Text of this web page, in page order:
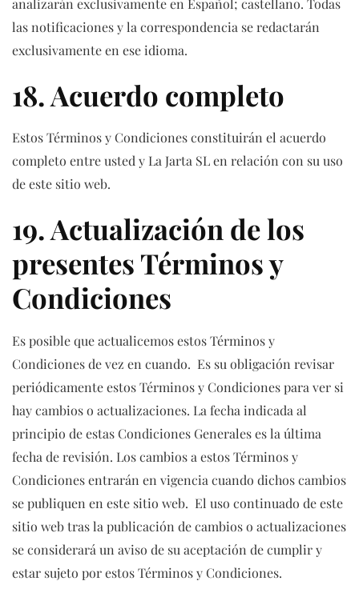
analizarán exclusivamente en Español; castellano. Todas
las notificaciones y la correspondencia se redactarán
exclusivamente en ese idioma.
18. Acuerdo completo
Estos Términos y Condiciones constituirán el acuerdo
completo entre usted y La Jarta SL en relación con su uso
de este sitio web.
19. Actualización de los
presentes Términos y
Condiciones
Es posible que actualicemos estos Términos y
Condiciones de vez en cuando. Es su obligación revisar
periódicamente estos Términos y Condiciones para ver si
hay cambios o actualizaciones. La fecha indicada al
principio de estas Condiciones Generales es la última
fecha de revisión. Los cambios a estos Términos y
Condiciones entrarán en vigencia cuando dichos cambios
se publiquen en este sitio web. El uso continuado de este
sitio web tras la publicación de cambios o actualizaciones
se considerará un aviso de su aceptación de cumplir y
estar sujeto por estos Términos y Condiciones.